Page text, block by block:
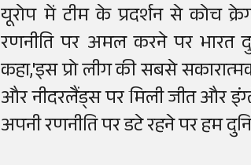
यूरोप में टीम के प्रदर्शन से कोच
रणनीति पर अमल करने पर भारत
कहा,'इस प्रो लीग की सबसे
और नीदरलैंड्स पर मिली जीत और
अपनी रणनीति पर डटे रहने पर हम